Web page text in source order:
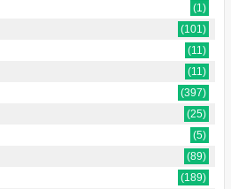
(1)
(101)
(11)
(11)
(397)
(25)
(5)
(89)
(189)